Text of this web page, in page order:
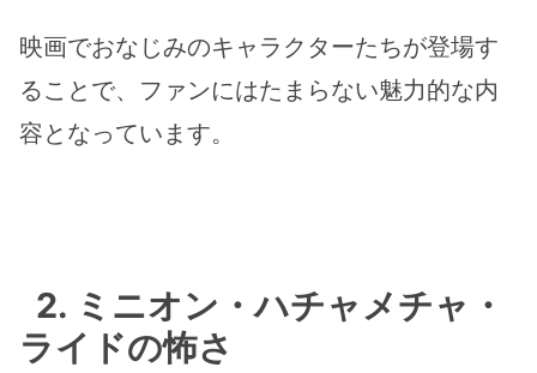
映画でおなじみのキャラクターたちが登場す
ることで、ファンにはたまらない魅力的な内
容となっています。
2. ミニオン・ハチャメチャ・
ライドの怖さ